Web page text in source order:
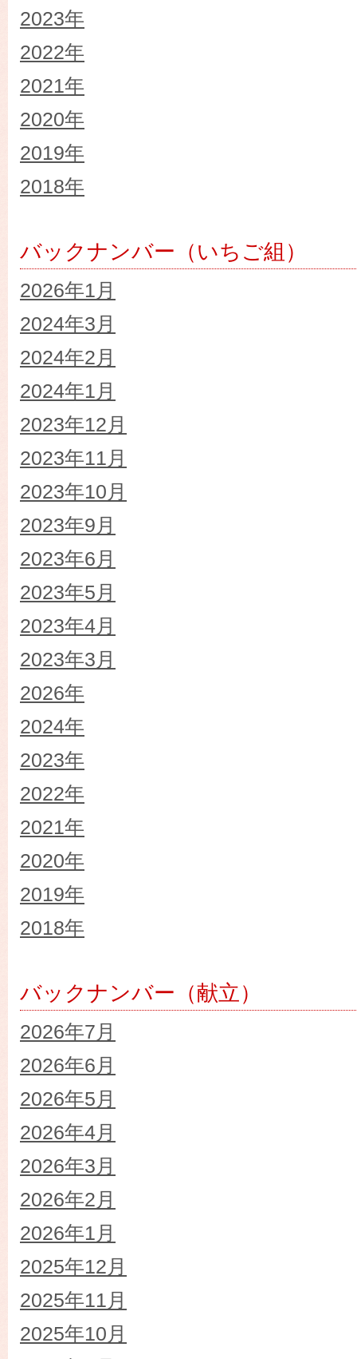
2023年
2022年
2021年
2020年
2019年
2018年
バックナンバー（いちご組）
2026年1月
2024年3月
2024年2月
2024年1月
2023年12月
2023年11月
2023年10月
2023年9月
2023年6月
2023年5月
2023年4月
2023年3月
2026年
2024年
2023年
2022年
2021年
2020年
2019年
2018年
バックナンバー（献立）
2026年7月
2026年6月
2026年5月
2026年4月
2026年3月
2026年2月
2026年1月
2025年12月
2025年11月
2025年10月